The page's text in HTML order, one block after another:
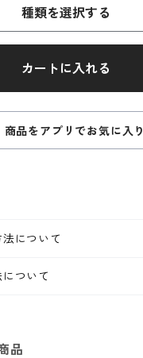
種類を選択する
カートに入れる
商品をアプリでお気に入り
について
ついて
品